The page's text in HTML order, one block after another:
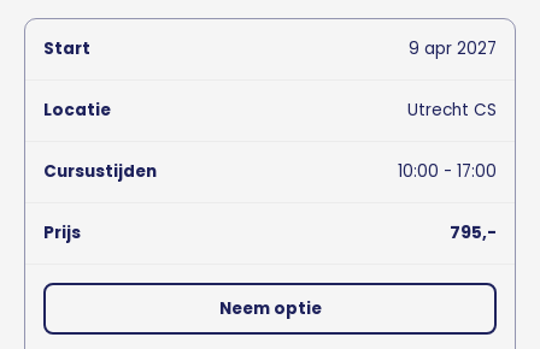
9 apr 2027
Utrecht CS
10:00 - 17:00
795,-
Neem optie